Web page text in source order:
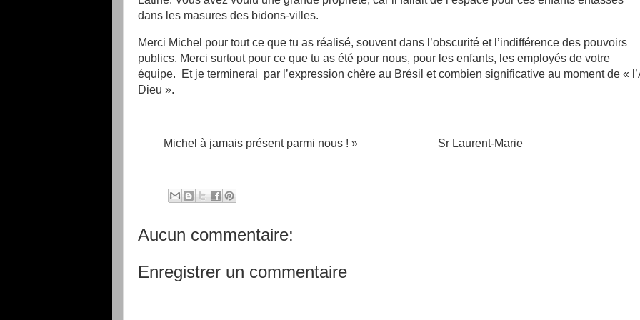
dans les masures des bidons-villes.
Merci Michel pour tout ce que tu as réalisé, souvent dans l’obscurité et l’indifférence des pouvoirs
publics. Merci surtout pour ce que tu as été pour nous, pour les enfants, les employés de votre
équipe. Et je terminerai par l’expression chère au Brésil et combien significative au moment de «
Dieu ».
Michel à jamais présent parmi nous ! » Sr Laurent-Marie
Aucun commentaire:
Enregistrer un commentaire